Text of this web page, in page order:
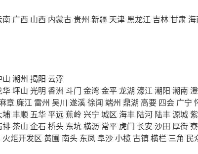
南 广西 山西 内蒙古 贵州 新疆 天津黑龙江 吉林甘肃
山 潮州 揭阳 云浮
华坪山 光明 香洲 斗门 金湾金平龙湖 濠江 潮阳 潮南
章 廉江 雷州 吴川 遂溪徐闻 端州 鼎湖 高要 四会 广宁
埔丰顺 五华平远 蕉岭 兴宁 城区 海丰 陆河 陆丰源城
排茶山 企石 桥头 东坑横沥 常平 虎门 长安 沙田 厚街
火炬开发区 黄圃 南头 东凤阜沙小榄 古镇横栏 三角 民